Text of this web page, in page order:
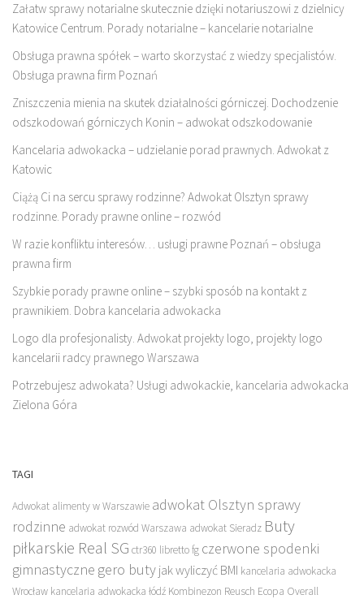
Załatw sprawy notarialne skutecznie dzięki notariuszowi z dzielnicy
Katowice Centrum. Porady notarialne – kancelarie notarialne
Obsługa prawna spółek – warto skorzystać z wiedzy specjalistów.
Obsługa prawna firm Poznań
Zniszczenia mienia na skutek działalności górniczej. Dochodzenie
odszkodowań górniczych Konin – adwokat odszkodowanie
Kancelaria adwokacka – udzielanie porad prawnych. Adwokat z
Katowic
Ciążą Ci na sercu sprawy rodzinne? Adwokat Olsztyn sprawy
rodzinne. Porady prawne online – rozwód
W razie konfliktu interesów… usługi prawne Poznań – obsługa
prawna firm
Szybkie porady prawne online – szybki sposób na kontakt z
prawnikiem. Dobra kancelaria adwokacka
Logo dla profesjonalisty. Adwokat projekty logo, projekty logo
kancelarii radcy prawnego Warszawa
Potrzebujesz adwokata? Usługi adwokackie, kancelaria adwokacka
Zielona Góra
TAGI
Adwokat alimenty w Warszawie adwokat Olsztyn sprawy
rodzinne adwokat rozwód Warszawa adwokat Sieradz Buty
piłkarskie Real SG ctr360 libretto fg czerwone spodenki
gimnastyczne gero buty jak wyliczyć BMI kancelaria adwokacka
Wrocław kancelaria adwokacka łódź Kombinezon Reusch Ecopa Overall